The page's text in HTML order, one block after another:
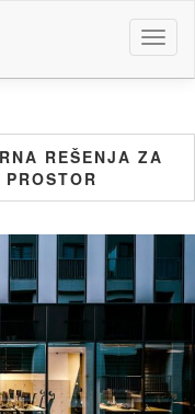
REŠENJA ZA